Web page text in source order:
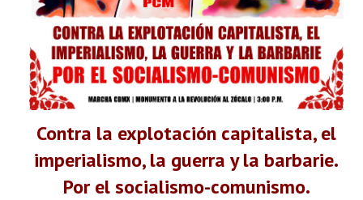
Contra la explotación capitalista, el
imperialismo, la guerra y la barbarie.
Por el socialismo-comunismo.